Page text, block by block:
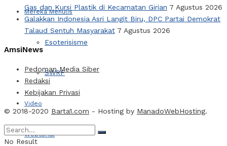
Mereka Menulis
Esoterisisme
SWRF
Video
Webtorial
Gas dan Kursi Plastik di Kecamatan Girian 7 Agustus 2026
Galakkan Indonesia Asri Langit Biru, DPC Partai Demokrat
Talaud Sentuh Masyarakat 7 Agustus 2026
AmsiNews
Pedoman Media Siber
Redaksi
Kebijakan Privasi
© 2018-2020 Barta1.com - Hosting by ManadoWebHosting.
No Result